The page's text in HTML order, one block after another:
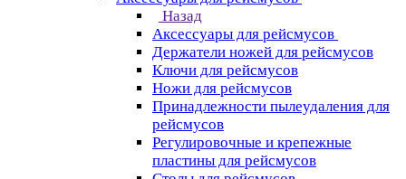
Назад
Аксессуары для рейсмусов
Держатели ножей для рейсмусов
Ключи для рейсмусов
Ножи для рейсмусов
Принадлежности пылеудаления для
рейсмусов
Регулировочные и крепежные
пластины для рейсмусов